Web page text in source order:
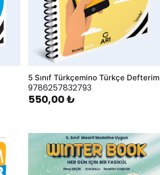
5 Sınıf Türkçemino Türkçe Defterim
9786257832793
550,00 ₺
AddToWishlist